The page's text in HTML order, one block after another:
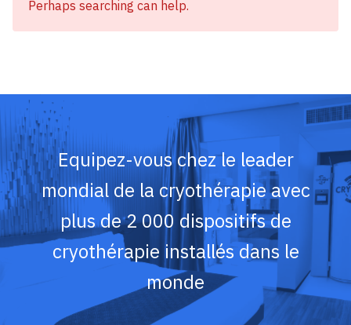
Perhaps searching can help.
Equipez-vous chez le leader
mondial de la cryothérapie avec
plus de 2 000 dispositifs de
cryothérapie installés dans le
monde